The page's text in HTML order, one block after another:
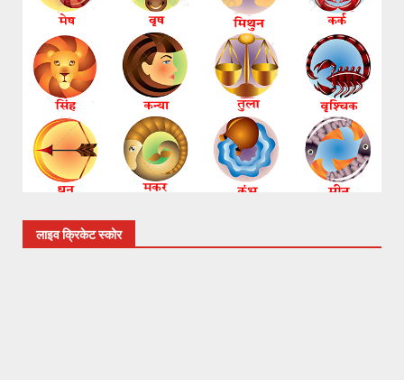
लाइव क्रिकेट स्कोर